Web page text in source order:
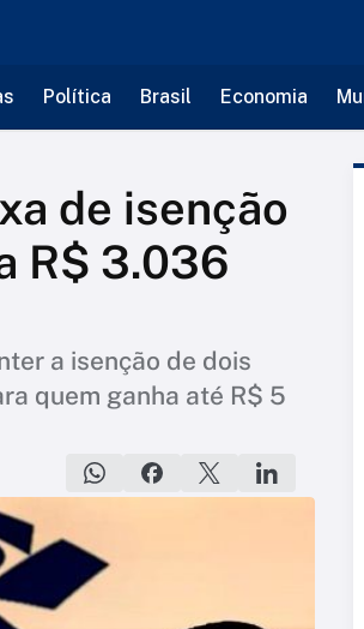
Política Brasil Economia
de isenção
R$ 3.036
a isenção de dois
quem ganha até R$ 5